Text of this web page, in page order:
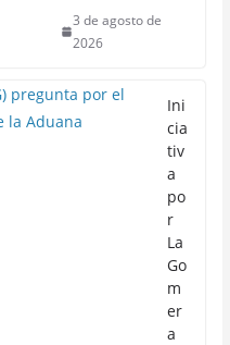
3 de agosto de
2026
Ini
cia
tiv
a
po
r
La
Go
m
er
a